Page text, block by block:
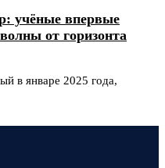
учёные впервые
от горизонта
в январе 2025 года,